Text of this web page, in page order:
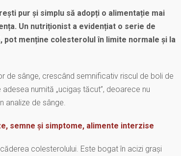
pur și simplu să adopți o alimentație mai
Un nutriționist a evidențiat o serie de
pot menține colesterolul în limite normale și la
de sânge, crescând semnificativ riscul de boli de
numită „ucigaș tăcut”, deoarece nu
analize de sânge.
semne și simptome, alimente interzise
colesterolului. Este bogat în acizi grași